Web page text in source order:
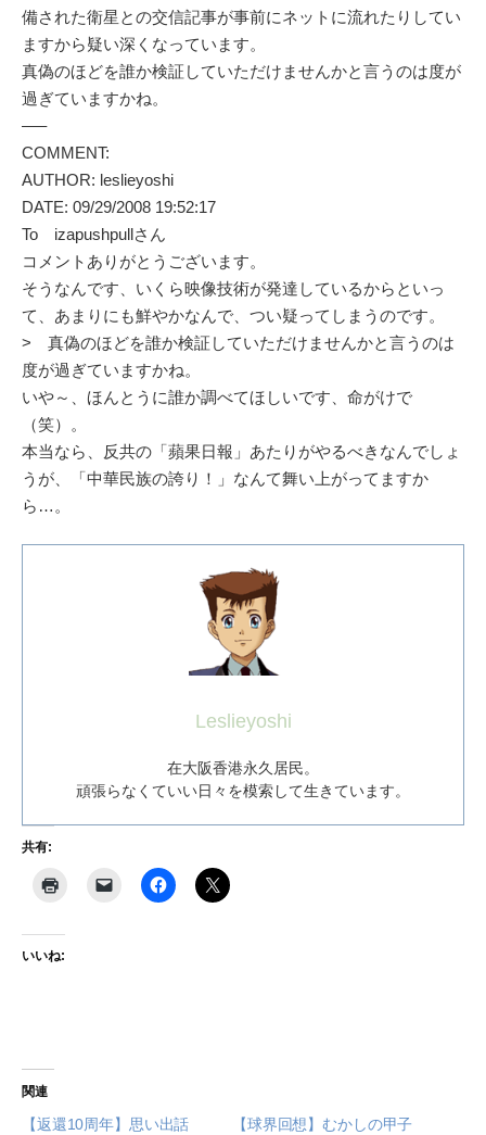
備された衛星との交信記事が事前にネットに流れたりしてい
ますから疑い深くなっています。
真偽のほどを誰か検証していただけませんかと言うのは度が
過ぎていますかね。
—–
COMMENT:
AUTHOR: leslieyoshi
DATE: 09/29/2008 19:52:17
To izapushpullさん
コメントありがとうございます。
そうなんです、いくら映像技術が発達しているからといっ
て、あまりにも鮮やかなんで、つい疑ってしまうのです。
> 真偽のほどを誰か検証していただけませんかと言うのは
度が過ぎていますかね。
いや～、ほんとうに誰か調べてほしいです、命がけで
（笑）。
本当なら、反共の「蘋果日報」あたりがやるべきなんでしょ
うが、「中華民族の誇り！」なんて舞い上がってますか
ら…。
Leslieyoshi
在大阪香港永久居民。
頑張らなくていい日々を模索して生きています。
共有:
いいね:
関連
【返還10周年】思い出話
【球界回想】むかしの甲子